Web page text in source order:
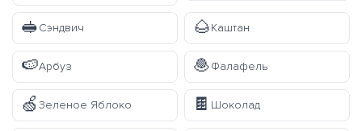
🥪Сэндвич 🌰Каштан
🍉Арбуз 🧆Фалафель
🍏 Зеленое Яблоко 🍫 Шоколад